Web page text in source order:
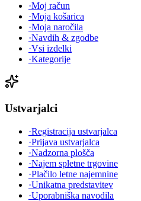
·Moj račun
·Moja košarica
·Moja naročila
·Navdih & zgodbe
·Vsi izdelki
·Kategorije
Ustvarjalci
·Registracija ustvarjalca
·Prijava ustvarjalca
·Nadzorna plošča
·Najem spletne trgovine
·Plačilo letne najemnine
·Unikatna predstavitev
·Uporabniška navodila